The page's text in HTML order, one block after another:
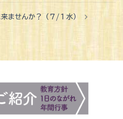
ませんか？（７/１水）